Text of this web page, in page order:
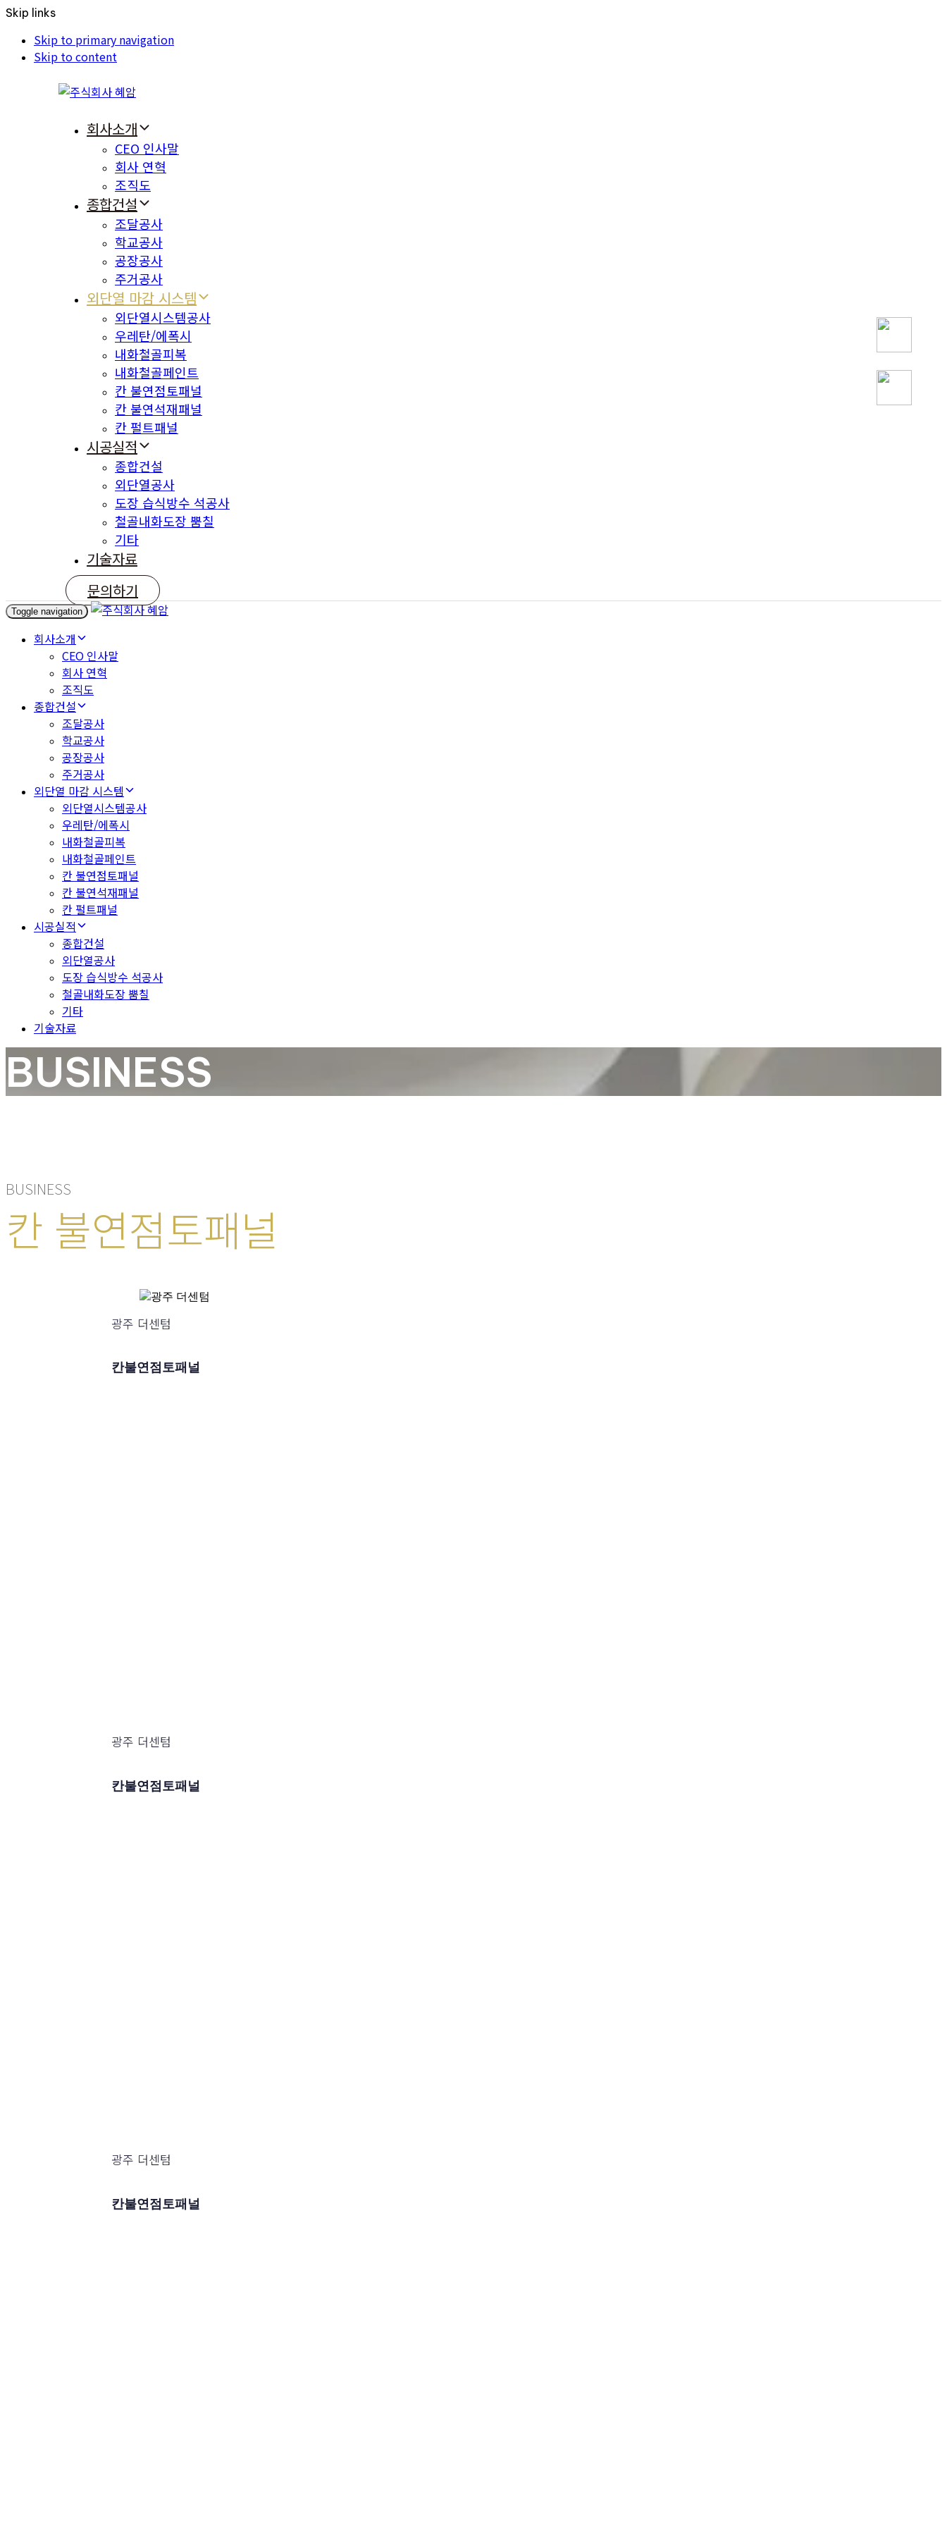
Skip links
Skip to primary navigation
Skip to content
회사소개
CEO 인사말
회사 연혁
조직도
종합건설
조달공사
학교공사
공장공사
주거공사
외단열 마감 시스템
외단열시스템공사
우레탄/에폭시
내화철골피복
내화철골페인트
칸 불연점토패널
칸 불연석재패널
칸 펄트패널
시공실적
종합건설
외단열공사
도장 습식방수 석공사
철골내화도장 뿜칠
기타
기술자료
문의하기
Toggle navigation
회사소개
CEO 인사말
회사 연혁
조직도
종합건설
조달공사
학교공사
공장공사
주거공사
외단열 마감 시스템
외단열시스템공사
우레탄/에폭시
내화철골피복
내화철골페인트
칸 불연점토패널
칸 불연석재패널
칸 펄트패널
시공실적
종합건설
외단열공사
도장 습식방수 석공사
철골내화도장 뿜칠
기타
기술자료
BUSINESS
BUSINESS
칸 불연점토패널
광주 더센텀
칸불연점토패널
광주 더센텀
칸불연점토패널
광주 더센텀
칸불연점토패널